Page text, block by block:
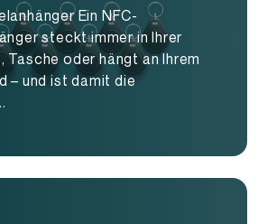
Ein NFC-
steckt immer in Ihrer
Tasche oder hängt an Ihrem
– und ist damit die